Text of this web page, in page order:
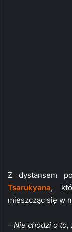
Z dystansem
Tsarukyana,
mieszcząc się w
– Nie chodzi o to,